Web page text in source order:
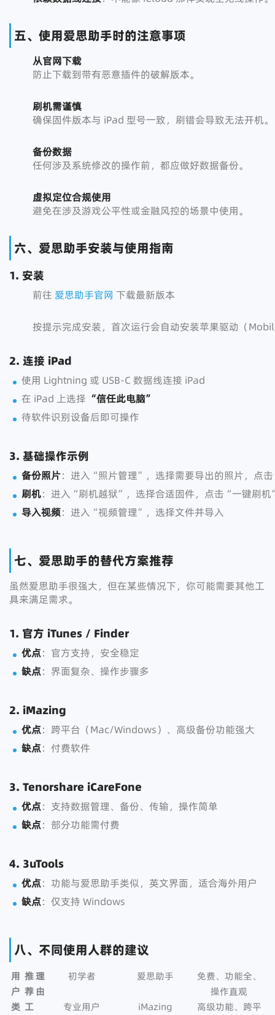
五、使用爱思助手时的注意事项
从官网下载
防止下载到带有恶意插件的破解版本。
刷机需谨慎
确保固件版本与 iPad 型号一致，刷错会导致无法开机。
备份数据
任何涉及系统修改的操作前，都应做好数据备份。
虚拟定位合规使用
避免在涉及游戏公平性或金融风控的场景中使用。
六、爱思助手安装与使用指南
1. 安装
前往 爱思助手官网 下载最新版本
按提示完成安装，首次运行会自动安装苹果驱动（
2. 连接 iPad
使用 Lightning 或 USB-C 数据线连接 iPad
在 iPad 上选择 “信任此电脑”
待软件识别设备后即可操作
3. 基础操作示例
备份照片：进入“照片管理”，选择需要导出的照片，点
刷机：进入“刷机越狱”，选择合适固件，点击“一键刷
导入视频：进入“视频管理”，选择文件并导入
七、爱思助手的替代方案推荐
虽然爱思助手很强大，但在某些情况下，你可能需要其他工
具来满足需求。
1. 官方 iTunes / Finder
优点：官方支持，安全稳定
缺点：界面复杂、操作步骤多
2. iMazing
优点：跨平台（Mac/Windows）、高级备份功能强大
缺点：付费软件
3. Tenorshare iCareFone
优点：支持数据管理、备份、传输，操作简单
缺点：部分功能需付费
4. 3uTools
优点：功能与爱思助手类似，英文界面，适合海外用户
缺点：仅支持 Windows
八、不同使用人群的建议
用
户
类
推
荐
工
理
由
初学者 爱思助手
免费、功能全、
操作直观
专业用户
iMazing
高级功能、跨平